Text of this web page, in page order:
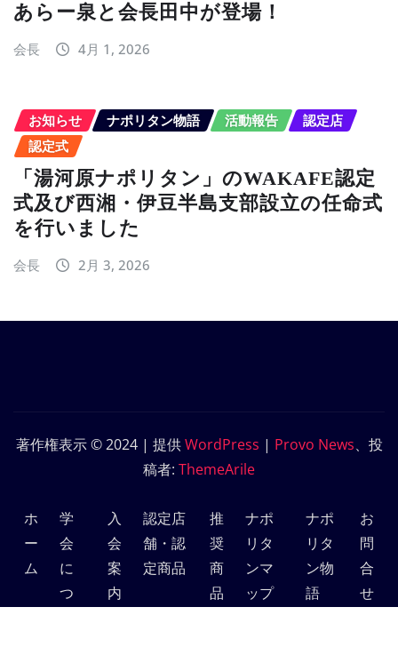
あらー泉と会長田中が登場！
会長 4月 1, 2026
お知らせ ナポリタン物語 活動報告
認定店
認定式
「湯河原ナポリタン」のWAKAFE認定
式及び西湘・伊豆半島支部設立の任命式
を行いました
会長 2月 3, 2026
著作権表示 © 2024 | 提供WordPress | Provo News、投
稿者: ThemeArile
ホ
ー
ム
学
会
に
つ
入
会
案
内
認定店
舗・認
定商品
推
奨
商
品
ナポ
リタ
ンマ
ップ
ナポ
リタ
ン物
語
お
問
合
せ